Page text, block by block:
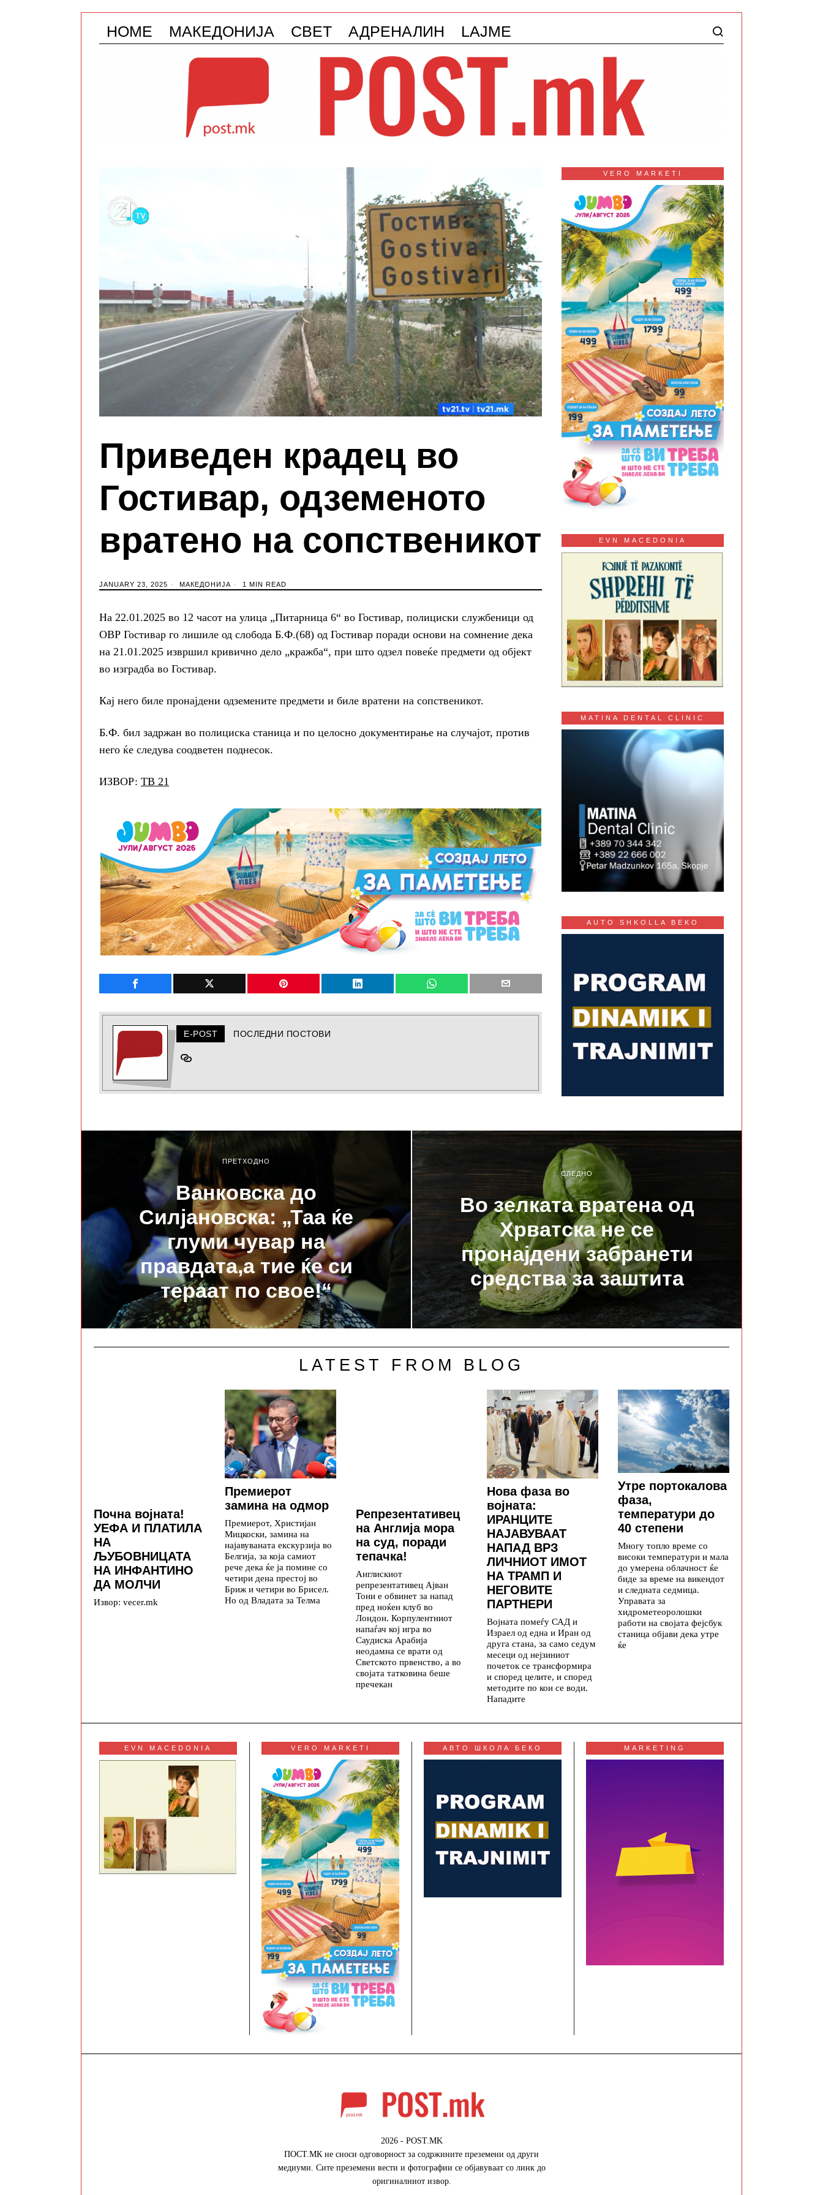
HOME МАКЕДОНИЈА СВЕТ АДРЕНАЛИН LAJME
Приведен крадец во
Гостивар, одземеното
вратено на сопственикот
JANUARY 23, 2025 МАКЕДОНИЈА 1 MIN READ
На 22.01.2025 во 12 часот на улица „Питарница 6“ во Гостивар, полициски службеници од
ОВР Гостивар го лишиле од слобода Б.Ф.(68) од Гостивар поради основи на сомнение дека
на 21.01.2025 извршил кривично дело „кражба“, при што одзел повеќе предмети од објект
во изградба во Гостивар.
Кај него биле пронајдени одземените предмети и биле вратени на сопственикот.
Б.Ф. бил задржан во полициска станица и по целосно документирање на случајот, против
него ќе следува соодветен поднесок.
ИЗВОР: ТВ 21
E-POST ПОСЛЕДНИ ПОСТОВИ
VERO MARKETI
EVN MACEDONIA
MATINA DENTAL CLINIC
AUTO SHKOLLA BEKO
ПРЕТХОДНО
Ванковска до
Силјановска: „Таа ќе
глуми чувар на
правдата,а тие ќе си
тераат по свое!“
СЛЕДНО
Во зелката вратена од
Хрватска не се
пронајдени забранети
средства за заштита
LATEST FROM BLOG
Почна војната!
УЕФА И ПЛАТИЛА
НА
ЉУБОВНИЦАТА
НА ИНФАНТИНО
ДА МОЛЧИ
Извор: vecer.mk
Премиерот
замина на одмор
Премиерот, Христијан
Мицкоски, замина на
најавуваната екскурзија во
Белгија, за која самиот
рече дека ќе ја помине со
четири дена престој во
Бриж и четири во Брисел.
Но од Владата за Телма
Репрезентативец
на Англија мора
на суд, поради
тепачка!
Англискиот
репрезентативец Ајван
Тони е обвинет за напад
пред ноќен клуб во
Лондон. Корпулентниот
напаѓач кој игра во
Саудиска Арабија
неодамна се врати од
Светското првенство, а во
својата татковина беше
пречекан
Нова фаза во
војната:
ИРАНЦИТЕ
НАЈАВУВААТ
НАПАД ВРЗ
ЛИЧНИОТ ИМОТ
НА ТРАМП И
НЕГОВИТЕ
ПАРТНЕРИ
Војната помеѓу САД и
Израел од една и Иран од
друга стана, за само седум
месеци од нејзиниот
почеток се трансформира
и според целите, и според
методите по кои се води.
Нападите
Утре портокалова
фаза,
температури до
40 степени
Многу топло време со
високи температури и мала
до умерена облачност ќе
биде за време на викендот
и следната седмица.
Управата за
хидрометеоролошки
работи на својата фејсбук
станица објави дека утре
ќе
EVN MACEDONIA VERO MARKETI АВТО ШКОЛА БЕКО MARKETING
2026 - POST.MK
ПОСТ.МК не сноси одговорност за содржините преземени од други
медиуми. Сите преземени вести и фотографии се објавуваат со линк до
оригиналниот извор.